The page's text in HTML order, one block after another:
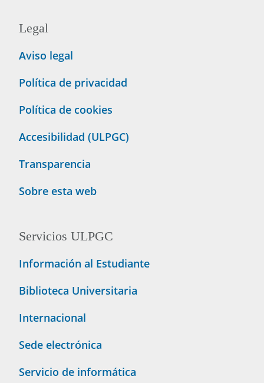
Legal
Aviso legal
Política de privacidad
Política de cookies
Accesibilidad (ULPGC)
Transparencia
Sobre esta web
Servicios ULPGC
Información al Estudiante
Biblioteca Universitaria
Internacional
Sede electrónica
Servicio de informática